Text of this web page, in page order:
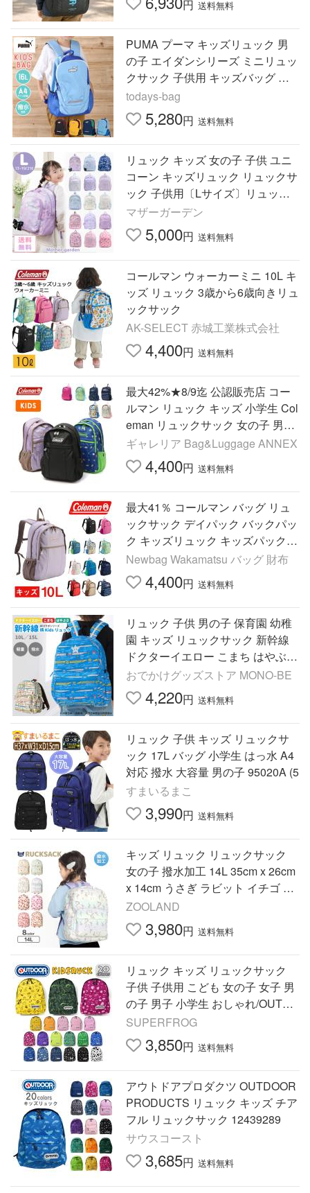
円 送料無料
PUMA プーマ キッズリュック 男
の子 エイダンシリーズ ミニリュッ
クサック 子供用 キッズバッグ 通
園 登園 幼稚園 保育園 小学生 低学
年 A4 16L J20142
todays-bag
5,280円 送料無料
リュック キッズ 女の子 子供 ユニ
コーン キッズリュック リュックサ
ック 子供用〔Lサイズ〕リュック
キッズ 小学生 小学校 幼稚園 保育
園 子ども こども
マザーガーデン
5,000円 送料無料
コールマン ウォーカーミニ 10L キ
ッズ リュック 3歳から6歳向きリュ
ックサック
AK-SELECT 赤城工業株式会社
4,400円 送料無料
最大42%★8/9迄 公認販売店 コー
ルマン リュック キッズ 小学生 Col
eman リュックサック 女の子 男の
子 キッズリュック KIDS 軽量 軽い
WALKER MINI
ギャレリア Bag&Luggage ANNEX
4,400円 送料無料
最大41％ コールマン バッグ リュ
ックサック デイパック バックパッ
ク キッズリュック キッズパック C
oleman ウォーカーミニ 10L A4
Newbag Wakamatsu バッグ 財布
4,400円 送料無料
リュック 子供 男の子 保育園 幼稚
園 キッズ リュックサック 新幹線
ドクターイエロー こまち はやぶさ
乗り物 はっ水加工 10L 15L Kids F
oret
おでかけグッズストア MONO-BE
4,220円 送料無料
リュック 子供 キッズ リュックサ
ック 17L バッグ 小学生 はっ水 A4
対応 撥水 大容量 男の子 95020A (5
すまいるまこ
3,990円 送料無料
キッズ リュック リュックサック
女の子 撥水加工 14L 35cm x 26cm
x 14cm うさぎ ラビット イチゴ い
ちご 苺 フラワー 花 ユニコーン 鞄
かばん バッグ ピンク
ZOOLAND
3,980円 送料無料
リュック キッズ リュックサック
子供 子供用 こども 女の子 女子 男
の子 男子 小学生 おしゃれ/OUTDO
OR PRODUCTS アウトドアプロ
ダクツ/チアフル デイパック
SUPERFROG
3,850円 送料無料
アウトドアプロダクツ OUTDOOR
PRODUCTS リュック キッズ チア
フル リュックサック 12439289
サウスコースト
3,685円 送料無料